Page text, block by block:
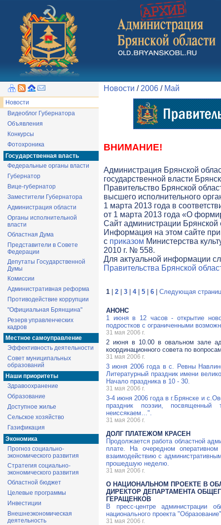
Новости
Видеоблог Губернатора
Объявления
Конкурсы
Фотохроника
Государственная власть
Федеральные органы власти
Губернатор
Вице-губернатор
Заместители Губернатора
Администрация области
Органы исполнительной
власти
Областная Дума
Представители в Совете
Федерации
Депутаты Государственной
Думы
Комиссии
Административная реформа
Противодействие коррупции
"Официальная Брянщина"
Резерв управленческих
кадров
Местное самоуправление
Эффективность деятельности
Совет муниципальных
образований
Наши приоритеты
Здравоохранение
Образование
Доступное жилье
Сельское хозяйство
Газификация
Экономика
Прогноз социально-
экономического развития
Стратегия социально-
экономического развития
Областной бюджет
Целевые программы
Инвестиции
Внешнеэкономическая
деятельность
Новости / 2006 / Май
ВНИМАНИЕ!
Администрация Брянской
государственной власти
Правительство Брянской
высшего исполнительного
1 марта 2013 года в
от 1 марта 2013 года «О
Cайт администрации Брянской
Информация на этом сайте
с приказом Министерства
2010 г. № 558.
Для актуальной информации
Правительства Брянской
1 2 3 4| 5 6 Следующая
АНОНС
1 июня в 12 часов - открытие
подростков с ограниченными
31 мая 2006 г.
2 июня в 10.00 в овальном зале
координационного совета по
31 мая 2006 г.
3 июня 2006 года в с. Ревны
Литературный праздник имени
Начало праздника в 10 - 30.
31 мая 2006 г.
3-4 июня 2006 года в г.Брянске и
праздник поэзии,
неиссякаем…".
31 мая 2006 г.
ДОЛГ ПЛАТЕЖОМ КРАСЕН
Продолжается работа областной
плате. На очередном
взаимодействию с
прошедшую неделю.
31 мая 2006 г.
О НАЦИОНАЛЬНОМ ПРОЕКТЕ В
ДИРЕКТОР ДЕПАРТАМЕНТА
ГЕРАЩЕНКОВ
В пресс-центре администрации
национального проекта
31 мая 2006 г.